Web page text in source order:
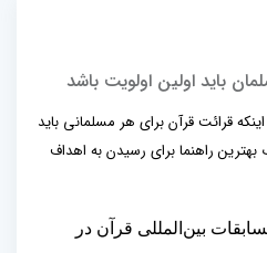
باید اولین اولویت باشد
قرائت قرآن برای هر مسلمانی باید
راهنما برای رسیدن به اهداف
بین‌المللی قرآن در